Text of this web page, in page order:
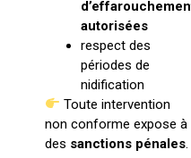
autorisées
respect des
périodes de
nidification
Toute intervention
non conforme expose à
des sanctions pénales.